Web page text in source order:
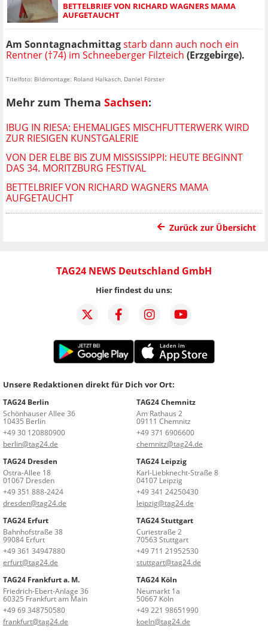
BETTELBRIEF VON RICHARD WAGNERS MAMA
AUFGETAUCHT
Am Sonntagnachmittagstarb dann auch noch ein
Rentner (†74) im Schneeberger Filzteich (Erzgebirge).
Titelfoto: Bildmontage: Roland Halkasch, Daniel Förster
Mehr zum Thema Sachsen:
IBUG IN RIESA: EHEMALIGES MISCHFUTTERWERK WIRD
ZUR RIESIGEN KUNSTGALERIE
VON DER ELBE BIS ZUM MISSISSIPPI: HEUTE BEGINNT
DAS 34. MORITZBURG FESTIVAL
BETTELBRIEF VON RICHARD WAGNERS MAMA
AUFGETAUCHT
Zurück zur Übersicht
TAG24 NEWS Deutschland GmbH
Hier findest du uns:
Unsere Redaktionen direkt für Dich vor Ort:
TAG24 Berlin
Schönhauser Allee 36
10435 Berlin
+49 30 120880900
berlin@tag24.de
TAG24 Chemnitz
Am Rathaus 2
09111 Chemnitz
+49 371 6906600
chemnitz@tag24.de
TAG24 Dresden
Ostra-Allee 18
01067 Dresden
+49 351 888-2424
dresden@tag24.de
TAG24 Leipzig
Karl-Liebknecht-Straße 8
04107 Leipzig
+49 341 24250430
leipzig@tag24.de
TAG24 Erfurt
Bahnhofstraße 38
99084 Erfurt
+49 361 34947880
erfurt@tag24.de
TAG24 Stuttgart
Curiestraße 2
70563 Stuttgart
+49 711 21952530
stuttgart@tag24.de
TAG24 Frankfurt a. M.
Friedrich-Ebert-Anlage 36
60325 Frankfurt am Main
+49 69 348750580
frankfurt@tag24.de
TAG24 Köln
Neumarkt 1a
50667 Köln
+49 221 98651990
koeln@tag24.de